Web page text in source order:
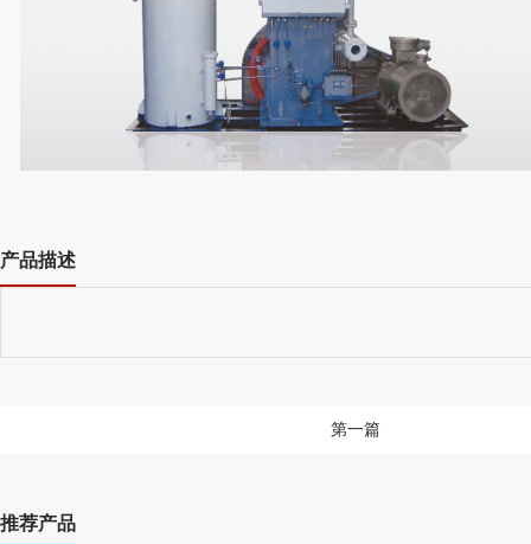
产品描述
第一篇
推荐产品